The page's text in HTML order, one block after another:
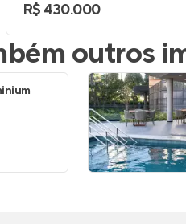
R$ 430.000
outros